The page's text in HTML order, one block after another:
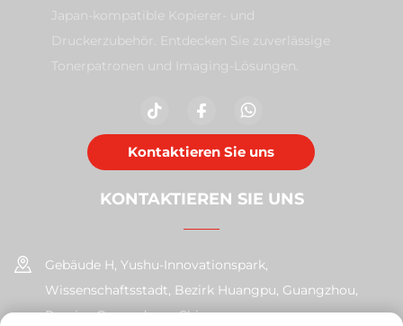
Japan-kompatible Kopierer- und
Druckerzubehör. Entdecken Sie zuverlässige
Tonerpatronen und Imaging-Lösungen.
Kontaktieren Sie uns
KONTAKTIEREN SIE UNS
Gebäude H, Yushu-Innovationspark,
Wissenschaftsstadt, Bezirk Huangpu, Guangzhou,
Provinz Guangdong, China